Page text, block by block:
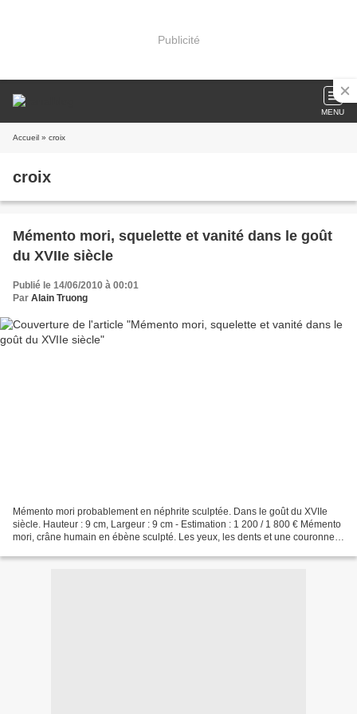
Publicité
MENU
Accueil » croix
croix
Mémento mori, squelette et vanité dans le goût
du XVIIe siècle
Publié le 14/06/2010 à 00:01
Par Alain Truong
Mémento mori probablement en néphrite sculptée. Dans le goût du XVIIe
siècle. Hauteur : 9 cm, Largeur : 9 cm - Estimation : 1 200 / 1 800 € Mémento
mori, crâne humain en ébène sculpté. Les yeux, les dents et une couronne